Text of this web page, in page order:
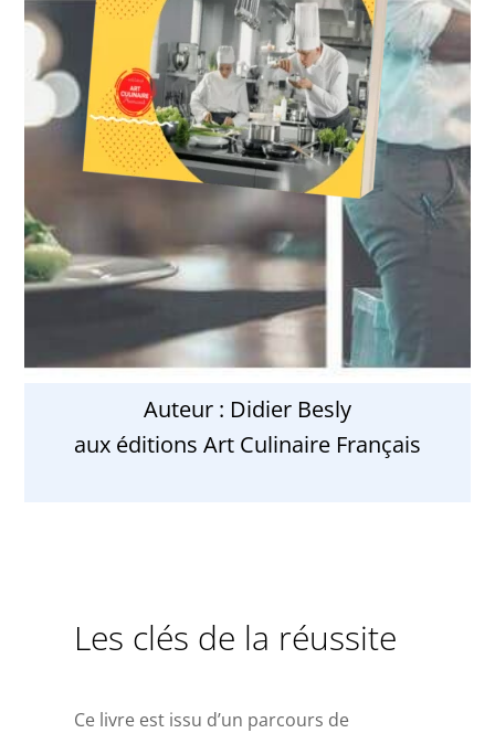
Auteur : Didier Besly
aux éditions Art Culinaire Français
Les clés de la réussite
Ce livre est issu d’un parcours de